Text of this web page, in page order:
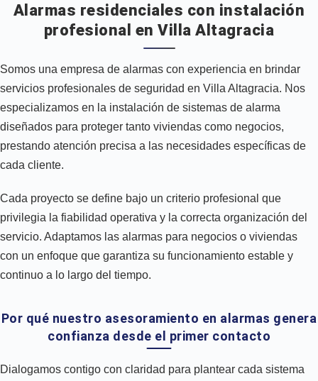
Alarmas residenciales con instalación
profesional en Villa Altagracia
Somos una empresa de alarmas con experiencia en brindar
servicios profesionales de seguridad en Villa Altagracia. Nos
especializamos en la instalación de sistemas de alarma
diseñados para proteger tanto viviendas como negocios,
prestando atención precisa a las necesidades específicas de
cada cliente.
Cada proyecto se define bajo un criterio profesional que
privilegia la fiabilidad operativa y la correcta organización del
servicio. Adaptamos las alarmas para negocios o viviendas
con un enfoque que garantiza su funcionamiento estable y
continuo a lo largo del tiempo.
Por qué nuestro asesoramiento en alarmas genera
confianza desde el primer contacto
Dialogamos contigo con claridad para plantear cada sistema